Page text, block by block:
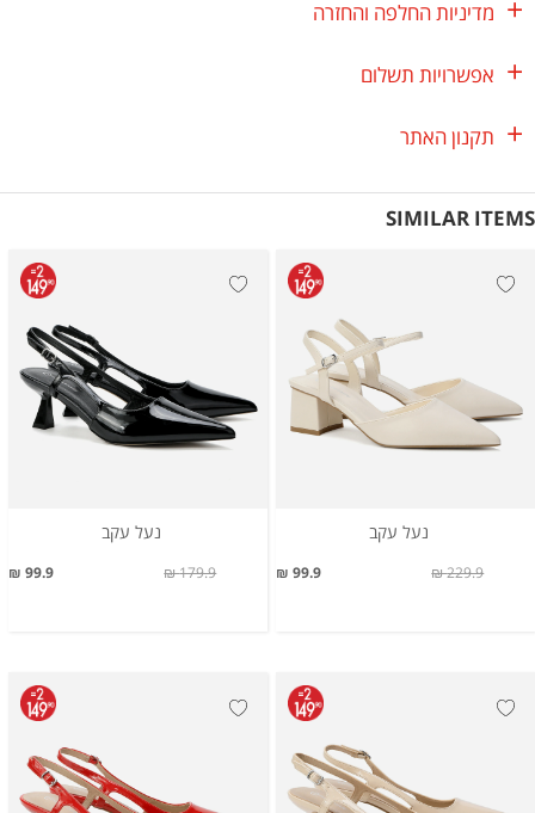
מדיניות החלפה והחזרה
אפשרויות תשלום
תקנון האתר
SIMILAR ITEMS
נעל עקב
99.9 ₪ 229.9 ₪
נעל עקב
99.9 ₪ 179.9 ₪